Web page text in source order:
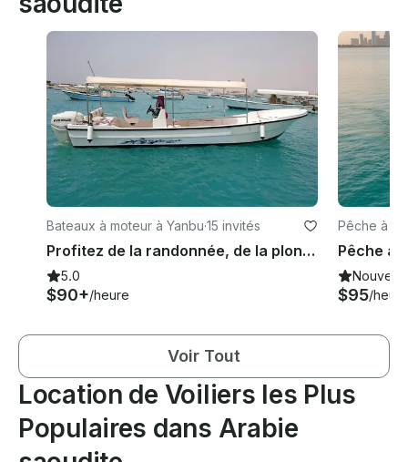
Bateaux à moteur à Yanbu·15 invités
Profitez de la randonnée, de la plongée avec tuba et de la pêche à Yanbu Al Madinah, en Arabie Saoudite
5.0
$90+/heure
Pêche à
Nouveau
$95/heure
Voir Tout
Location de Voiliers les Plus
Populaires dans Arabie